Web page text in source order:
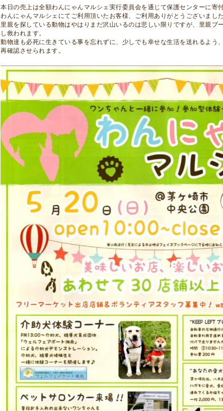
本日の売上は全額わんにゃんマルシェ実行委員会を通じて保護センターに寄
わんにゃんマルシェにてご利用頂いたお客様、ご利用ありがとうございました
里親を探している動物はやはりまだ沢山いるのは悲しい限りですが、里親ブ
し救われます。
動物達も必死に生きている事を忘れずに、少しでも幸せな生活を送れるよう
再確認させられます。